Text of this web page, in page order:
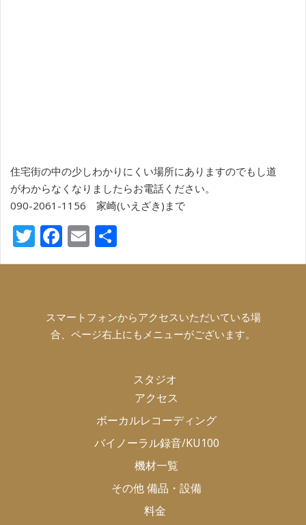
住宅街の中の少しわかりにくい場所にありますのでもし道
がわからなくなりましたらお電話ください。
090-2061-1156 家崎(いえざき)まで
T
w
F
ac
o
o
E
m 有
スマートフォンからアクセスいただいている場
合、ページ右上にもメニューがございます。
スタジオ
アクセス
ボーカルレコーディング
バイノーラル録音/KU100
機材一覧
その他 備品・設備
料金